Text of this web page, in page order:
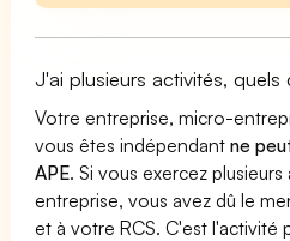
J'ai plusieurs activités, quels
Votre entreprise, micro-
vous êtes indépendantne
APE. Si vous exercez
entreprise, vous avez dû le
et à votre RCS. C'est l'activité